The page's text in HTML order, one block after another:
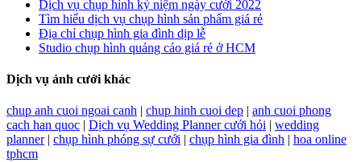
Dịch vụ chụp hình kỷ niệm ngày cưới 2022
Tìm hiểu dịch vụ chụp hình sản phẩm giá rẻ
Địa chỉ chụp hình gia đình dịp lễ
Studio chụp hình quảng cáo giá rẻ ở HCM
Dịch vụ ảnh cưới khác
chup anh cuoi ngoai canh | chup hinh cuoi dep | anh cuoi phong
cach han quoc | Dịch vụ Wedding Planner cưới hỏi | wedding
planner| chụp hình phóng sự cưới | chụp hình gia đình | hoa online
tphcm